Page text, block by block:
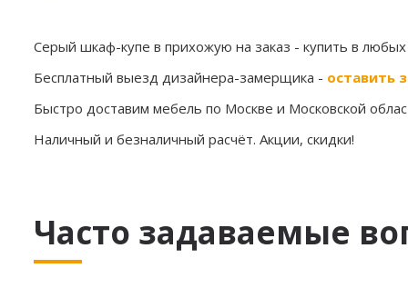
Серый шкаф-купе в прихожую на заказ - купить в
Бесплатный выезд дизайнера-замерщика - оставить
Быстро доставим мебель по Москве и Московской
Наличный и безналичный расчёт. Акции, скидки!
Часто задаваемые